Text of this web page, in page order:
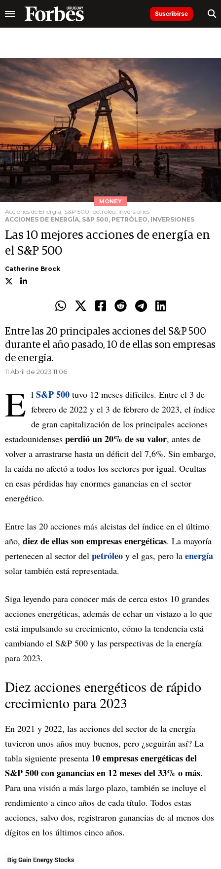
Suscribirse
MONEY
Acciones de Energía, S&P 500, petróleo, inversiones
ACCIONES DE ENERGÍA, S&P 500, PETRÓLEO, INVERSIONES
Las 10 mejores acciones de energía en
el S&P 500
Catherine Brock
Entre las 20 principales acciones del S&P 500
durante el año pasado, 10 de ellas son empresas
de energía.
11 Abril de 2023 11.06
E l S&P 500 tuvo 12 meses difíciles. Entre el 3 de
febrero de 2022 y el 3 de febrero de 2023, el índice
de gran capitalización de los principales acciones
estadounidenses perdió un 20% de su valor, antes de
volver a arrastrarse hasta un déficit del 7,6%. Sin embargo,
la caída no afectó a todos los sectores por igual. Ocultas
en esas pérdidas hay enormes ganancias en el sector
energético.
Entre las 20 acciones más alcistas del índice en el último
año, diez de ellas son empresas energéticas. La mayoría
pertenecen al sector del petróleo y el gas, pero la energía
solar también está representada.
Siga leyendo para conocer más de cerca estos 10 grandes
acciones energéticas, además de echar un vistazo a lo que
está impulsando su crecimiento, cómo la tendencia está
cambiando el S&P 500 y las perspectivas de la energía
para 2023.
Diez acciones energéticos de rápido
crecimiento para 2023
En 2021 y 2022, las acciones del sector de la energía
tuvieron unos años muy buenos, pero ¿seguirán así? La
tabla siguiente presenta 10 empresas energéticas del
S&P 500 con ganancias en 12 meses del 33% o más.
Para una visión a más largo plazo, también se incluye el
rendimiento a cinco años de cada título. Todos estas
acciones, salvo dos, registraron ganancias de al menos dos
dígitos en los últimos cinco años.